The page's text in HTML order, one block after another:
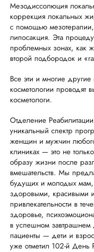
Мезодиссолюция
коррекция локальных
с помощью
липосакция. Эта
проблемных зонах, как
второй подбородок и
Все эти и многие
косметологии проводят
косметологи.
Отделение
уникальный спектр
женщин и мужчин
клиниках — это не
образу жизни после
вмешательств. Мы
будущих и молодых
здоровыми, красивыми
привлекательности в
здоровье,
в успешном
пациенты — дети и
уже отметил 102-й День